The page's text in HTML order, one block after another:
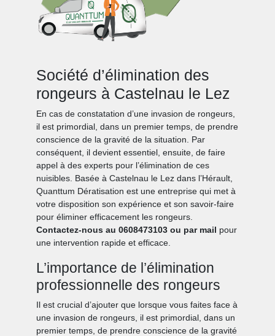
Société d’élimination des
rongeurs à Castelnau le Lez
En cas de constatation d’une invasion de rongeurs,
il est primordial, dans un premier temps, de prendre
conscience de la gravité de la situation. Par
conséquent, il devient essentiel, ensuite, de faire
appel à des experts pour l’élimination de ces
nuisibles. Basée à Castelnau le Lez dans l’Hérault,
Quanttum Dératisation est une entreprise qui met à
votre disposition son expérience et son savoir-faire
pour éliminer efficacement les rongeurs.
Contactez-nous au 0608473103 ou par mail pour
une intervention rapide et efficace.
L’importance de l’élimination
professionnelle des rongeurs
Il est crucial d’ajouter que lorsque vous faites face à
une invasion de rongeurs, il est primordial, dans un
premier temps, de prendre conscience de la gravité